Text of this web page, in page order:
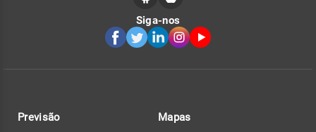
Siga-nos
Previsão Mapas